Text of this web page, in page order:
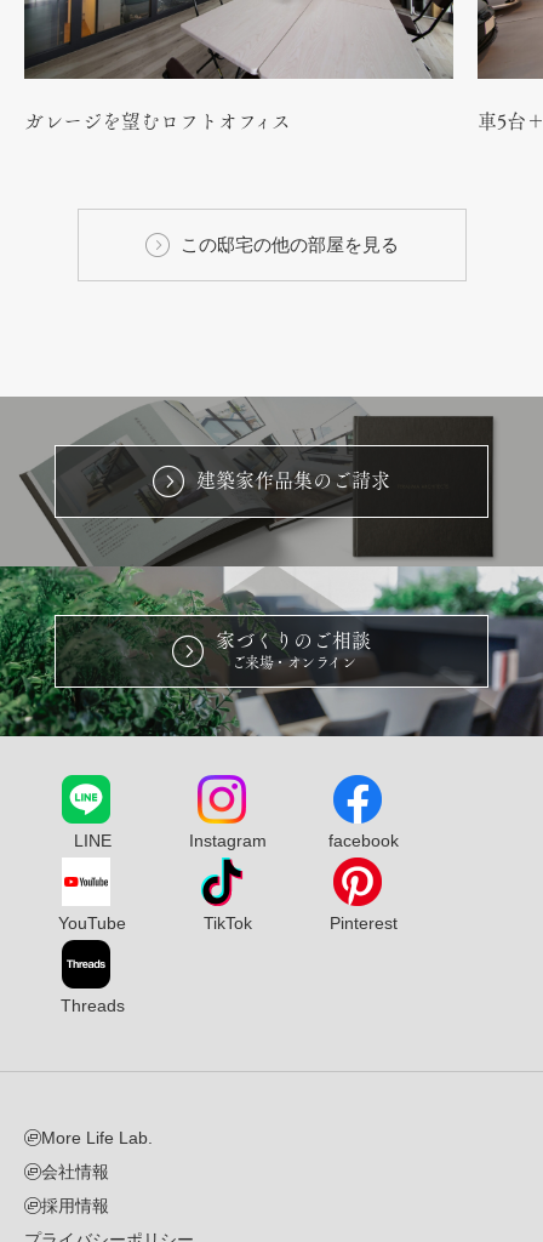
ガレージを望むロフトオフィス 車5台
この邸宅の他の部屋を見る
建築家作品集のご請求
家づくりのご相談
ご来場・オンライン
LINE Instagram facebook
YouTube TikTok Pinterest
Threads
More Life Lab.
会社情報
採用情報